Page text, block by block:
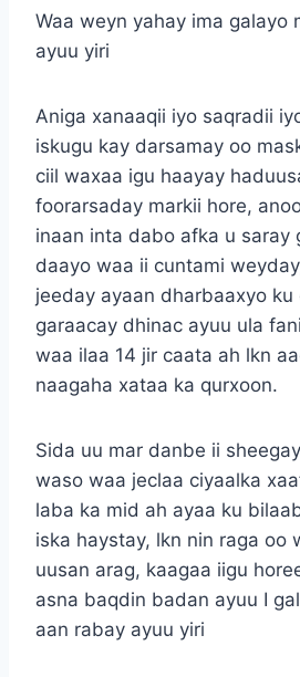
Waa weyn yahay ima galayo
ayuu yiri
Aniga xanaaqii iyo saqradii
iskugu kay darsamay oo
ciil waxaa igu haayay
foorarsaday markii hore,
inaan inta dabo afka u saray
daayo waa ii cuntami
jeeday ayaan dharbaaxyo ku
garaacay dhinac ayuu ula
waa ilaa 14 jir caata ah lkn
naagaha xataa ka qurxoon.
Sida uu mar danbe ii
waso waa jeclaa ciyaalka
laba ka mid ah ayaa ku
iska haystay, lkn nin raga oo
uusan arag, kaagaa iigu
asna baqdin badan ayuu I
aan rabay ayuu yiri